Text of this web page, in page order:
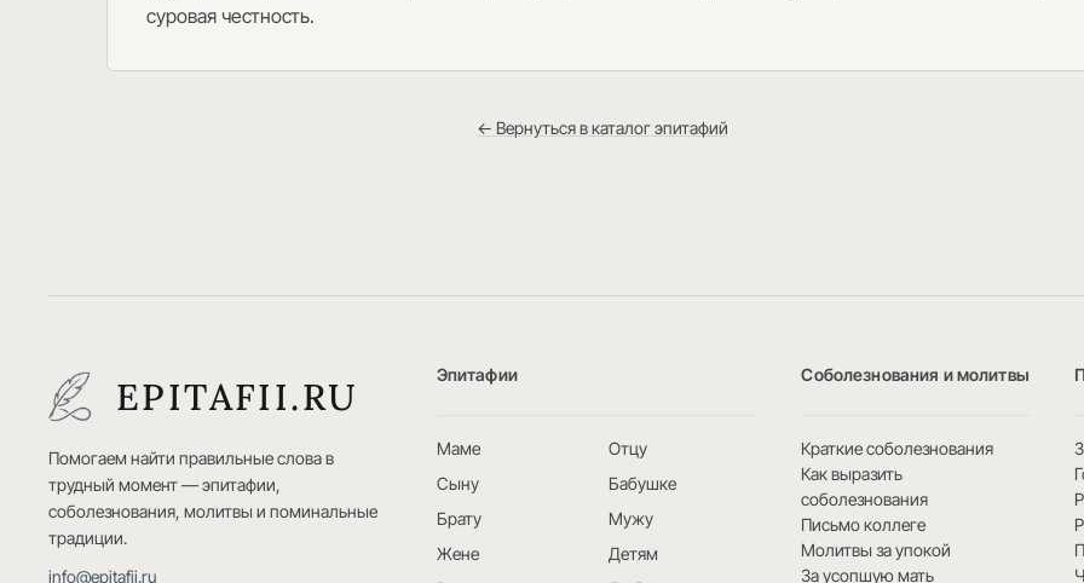
суровая честность.
← Вернуться в каталог эпитафий
EPITAFII.RU
Помогаем найти правильные слова в
трудный момент — эпитафии,
соболезнования, молитвы и поминальные
традиции.
info@epitafii.ru
Эпитафии
Маме
Отцу
Сыну
Бабушке
Брату
Мужу
Жене
Детям
Соболезнования и молитвы
Краткие соболезнования
Как выразить
соболезнования
Письмо коллеге
Молитвы за упокой
За усопшую мать